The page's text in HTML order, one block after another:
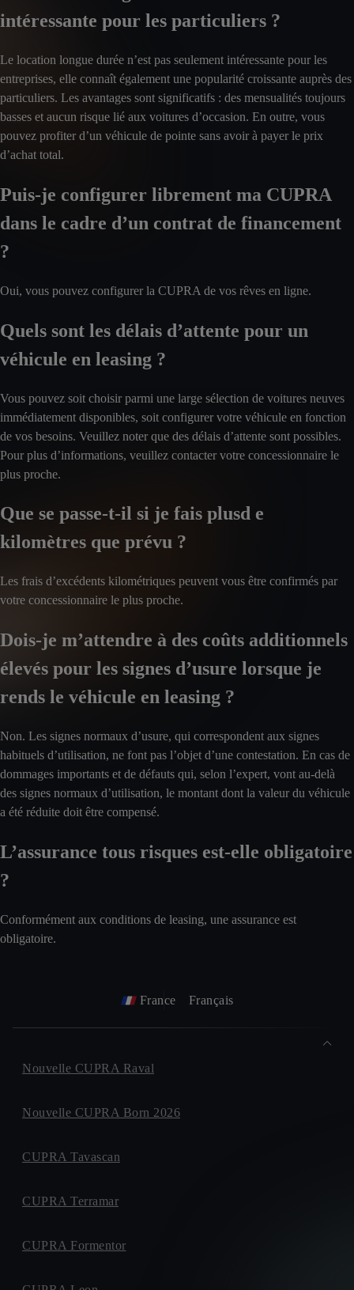
intéressante pour les particuliers ?
Le location longue durée n’est pas seulement intéressante pour les
entreprises, elle connaît également une popularité croissante auprès des
particuliers. Les avantages sont significatifs : des mensualités toujours
basses et aucun risque lié aux voitures d’occasion. En outre, vous
pouvez profiter d’un véhicule de pointe sans avoir à payer le prix
d’achat total.
Puis-je configurer librement ma CUPRA
dans le cadre d’un contrat de financement
?
Oui, vous pouvez configurer la CUPRA de vos rêves en ligne.
Quels sont les délais d’attente pour un
véhicule en leasing ?
Vous pouvez soit choisir parmi une large sélection de voitures neuves
immédiatement disponibles, soit configurer votre véhicule en fonction
de vos besoins. Veuillez noter que des délais d’attente sont possibles.
Pour plus d’informations, veuillez contacter votre concessionnaire le
plus proche.
Que se passe-t-il si je fais plusd e
kilomètres que prévu ?
Les frais d’excédents kilométriques peuvent vous être confirmés par
votre concessionnaire le plus proche.
Dois-je m’attendre à des coûts additionnels
élevés pour les signes d’usure lorsque je
rends le véhicule en leasing ?
Non. Les signes normaux d’usure, qui correspondent aux signes
habituels d’utilisation, ne font pas l’objet d’une contestation. En cas de
dommages importants et de défauts qui, selon l’expert, vont au-delà
des signes normaux d’utilisation, le montant dont la valeur du véhicule
a été réduite doit être compensé.
L’assurance tous risques est-elle obligatoire
?
Conformément aux conditions de leasing, une assurance est
obligatoire.
France Français
Nouvelle CUPRA Raval
Nouvelle CUPRA Born 2026
CUPRA Tavascan
CUPRA Terramar
CUPRA Formentor